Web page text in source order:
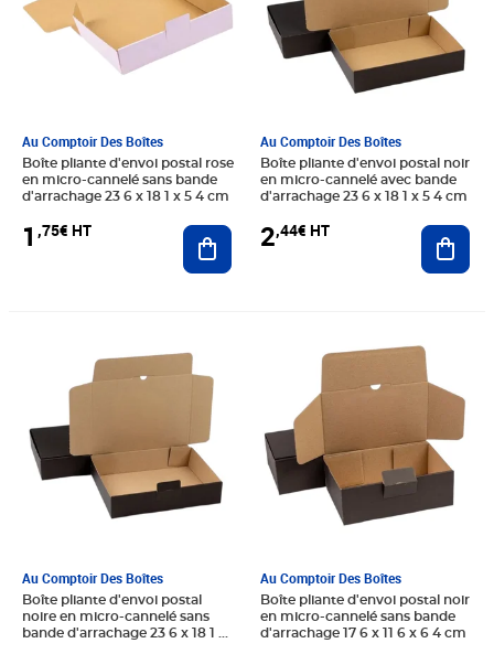
Au Comptoir Des Boîtes
Boîte pliante d'envoi postal rose
en micro-cannelé sans bande
d'arrachage 23 6 x 18 1 x 5 4 cm
1 ,75€ HT Ajouter au panier
Au Comptoir Des Boîtes
Boîte pliante d'envoi postal noir
en micro-cannelé avec bande
d'arrachage 23 6 x 18 1 x 5 4 cm
2,44€ HT
Au Comptoir Des Boîtes
Boîte pliante d'envoi postal
noire en micro-cannelé sans
bande d'arrachage 23 6 x 18 1 x
Au Comptoir Des Boîtes
Boîte pliante d'envoi postal noir
en micro-cannelé sans bande
d'arrachage 17 6 x 11 6 x 6 4 cm